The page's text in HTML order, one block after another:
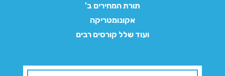
תורת המחירים ב'
אקונומטריקה
ועוד שלל קורסים רבים